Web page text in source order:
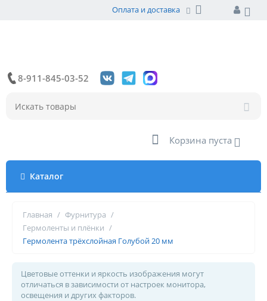
Оплата и доставка
8-911-845-03-52
Корзина пуста
Каталог
Главная / Фурнитура /
Гермоленты и плёнки /
Гермолента трёхслойная Голубой 20 мм
Цветовые оттенки и яркость изображения могут
отличаться в зависимости от настроек монитора,
освещения и других факторов.